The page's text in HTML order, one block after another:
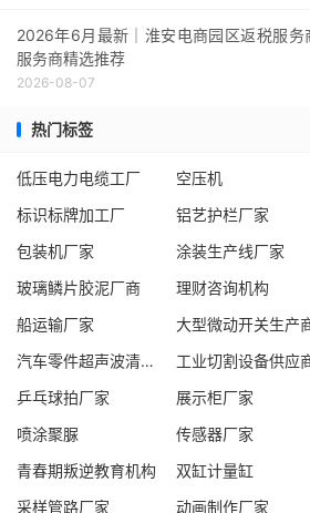
2026年6月最新｜淮安电商园区返税服
服务商精选推荐
2026-08-07
热门标签
低压电力电缆工厂 空压机
标识标牌加工厂
铝艺护栏厂家
包装机厂家
涂装生产线厂家
玻璃鳞片胶泥厂商
理财咨询机构
船运输厂家
大型微动开关生产
汽车零件超声波清洗机厂商
工业切割设备供应
乒乓球拍厂家
展示柜厂家
喷涂聚脲
传感器厂家
青春期叛逆教育机构
双缸计量缸
采样管路厂家
动画制作厂家